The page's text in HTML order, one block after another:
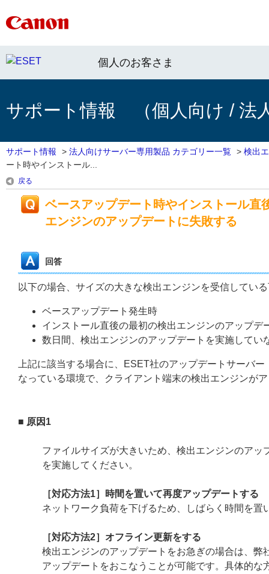
個人のお客さま
サポート情報 （個人向け / 法
サポート情報 > 法人向けサーバー専用製品 カテゴリー一覧 > 検出
ート時やインストール...
戻る
ベースアップデート時やインストール直
エンジンのアップデートに失敗する
回答
以下の場合、サイズの大きな検出エンジンを受信してい
ベースアップデート発生時
インストール直後の最初の検出エンジンのアップデ
数日間、検出エンジンのアップデートを実施してい
上記に該当する場合に、ESET社のアップデートサーバ
なっている環境で、クライアント端末の検出エンジンが
■ 原因1
ファイルサイズが大きいため、検出エンジンのア
を実施してください。
［対応方法1］時間を置いて再度アップデートする
ネットワーク負荷を下げるため、しばらく時間を
［対応方法2］オフライン更新をする
検出エンジンのアップデートをお急ぎの場合は、
アップデートをおこなうことが可能です。具体的